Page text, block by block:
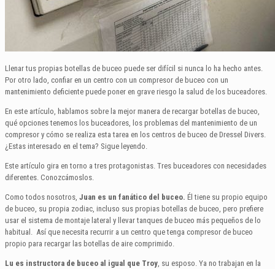
Llenar tus propias botellas de buceo puede ser difícil si nunca lo ha hecho antes.
Por otro lado, confiar en un centro con un compresor de buceo con un
mantenimiento deficiente puede poner en grave riesgo la salud de los buceadores.
En este artículo, hablamos sobre la mejor manera de recargar botellas de buceo,
qué opciones tenemos los buceadores, los problemas del mantenimiento de un
compresor y cómo se realiza esta tarea en los centros de buceo de Dressel Divers.
¿Estas interesado en el tema? Sigue leyendo.
Este artículo gira en torno a tres protagonistas. Tres buceadores con necesidades
diferentes. Conozcámoslos.
Como todos nosotros, Juan es un fanático del buceo. Él tiene su propio equipo
de buceo, su propia zodiac, incluso sus propias botellas de buceo, pero prefiere
usar el sistema de montaje lateral y llevar tanques de buceo más pequeños de lo
habitual. Así que necesita recurrir a un centro que tenga compresor de buceo
propio para recargar las botellas de aire comprimido.
Lu es instructora de buceo al igual que Troy, su esposo. Ya no trabajan en la